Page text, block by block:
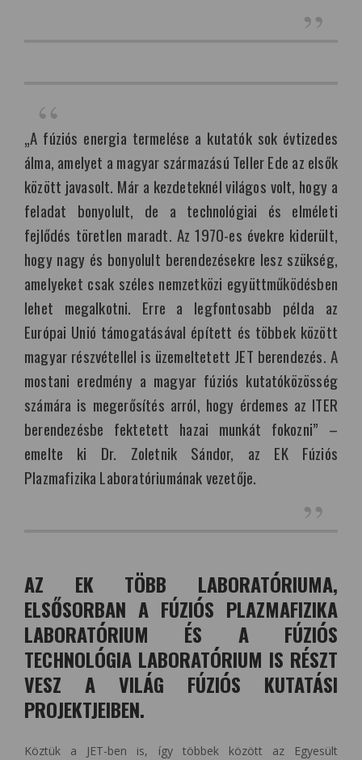
„A fúziós energia termelése a kutatók sok évtizedes
álma, amelyet a magyar származású Teller Ede az elsők
között javasolt. Már a kezdeteknél világos volt, hogy a
feladat bonyolult, de a technológiai és elméleti
fejlődés töretlen maradt. Az 1970-es évekre kiderült,
hogy nagy és bonyolult berendezésekre lesz szükség,
amelyeket csak széles nemzetközi együttműködésben
lehet megalkotni. Erre a legfontosabb példa az
Európai Unió támogatásával épített és többek között
magyar részvétellel is üzemeltetett JET berendezés. A
mostani eredmény a magyar fúziós kutatóközösség
számára is megerősítés arról, hogy érdemes az ITER
berendezésbe fektetett hazai munkát fokozni” –
emelte ki Dr. Zoletnik Sándor, az EK Fúziós
Plazmafizika Laboratóriumának vezetője.
AZ EK TÖBB LABORATÓRIUMA,
ELSŐSORBAN A FÚZIÓS PLAZMAFIZIKA
LABORATÓRIUM ÉS A FÚZIÓS
TECHNOLÓGIA LABORATÓRIUM IS RÉSZT
VESZ A VILÁG FÚZIÓS KUTATÁSI
PROJEKTJEIBEN.
Köztük a JET-ben is, így többek között az Egyesült